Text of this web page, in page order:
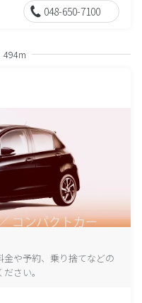
048-650-7100
494m
や予約、乗り捨てなどの
さい。